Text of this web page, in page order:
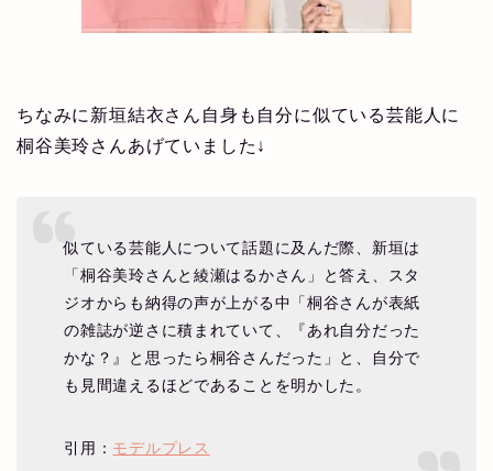
ちなみに新垣結衣さん自身も自分に似ている芸能人に
桐谷美玲さんあげていました↓
似ている芸能人について話題に及んだ際、新垣は
「桐谷美玲さんと綾瀬はるかさん」と答え、スタ
ジオからも納得の声が上がる中「桐谷さんが表紙
の雑誌が逆さに積まれていて、『あれ自分だった
かな？』と思ったら桐谷さんだった」と、自分で
も見間違えるほどであることを明かした。
引用： モデルプレス